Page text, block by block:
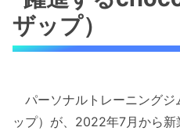
ザップ）
パーソナルトレーニングジ
ップ）が、2022年7月から